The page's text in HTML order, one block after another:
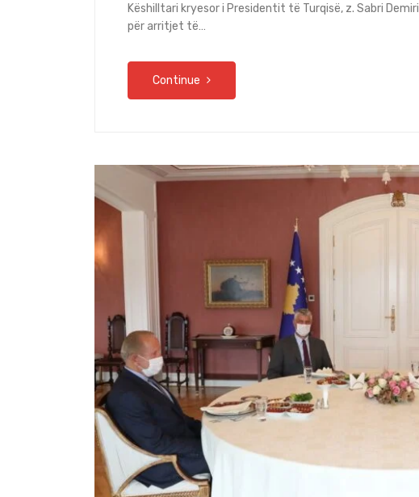
Këshilltari kryesor i Presidentit të Turqisë, z. Sabri
për arritjet të…
Continue